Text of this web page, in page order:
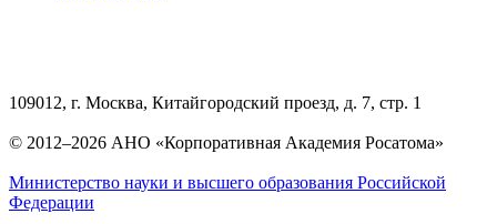
109012, г. Москва, Китайгородский проезд, д. 7, стр. 1
© 2012–2026 АНО «Корпоративная Академия Росатома»
Министерство науки и высшего образования Российской
Федерации